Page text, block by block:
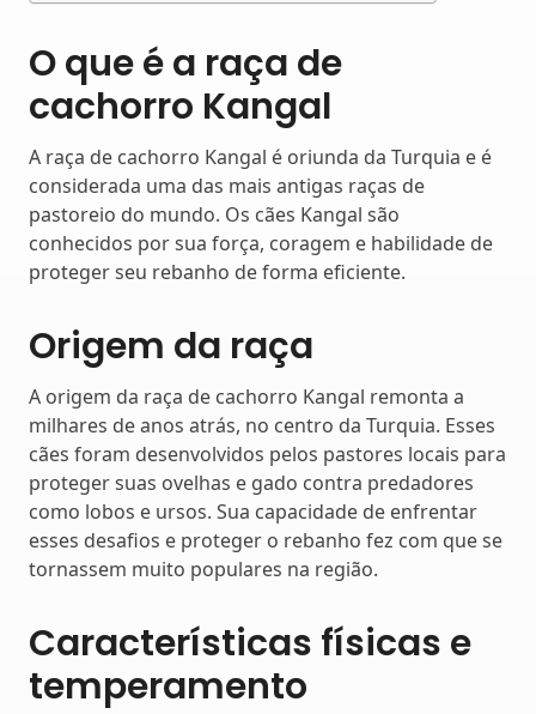
O que é a raça de
cachorro Kangal
A raça de cachorro Kangal é oriunda da Turquia e é
considerada uma das mais antigas raças de
pastoreio do mundo. Os cães Kangal são
conhecidos por sua força, coragem e habilidade de
proteger seu rebanho de forma eficiente.
Origem da raça
A origem da raça de cachorro Kangal remonta a
milhares de anos atrás, no centro da Turquia. Esses
cães foram desenvolvidos pelos pastores locais para
proteger suas ovelhas e gado contra predadores
como lobos e ursos. Sua capacidade de enfrentar
esses desafios e proteger o rebanho fez com que se
tornassem muito populares na região.
Características físicas e
temperamento